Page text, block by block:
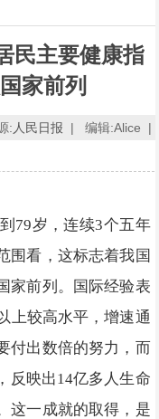
民主要健康指
家前列
: 人民日报 | 编辑:Alice |
79岁，连续3个五年
围看，这标志着我国
家前列。国际经验表
上较高水平，增速通
付出数倍的努力，而
反映出14亿多人生命
这一成就的取得，是